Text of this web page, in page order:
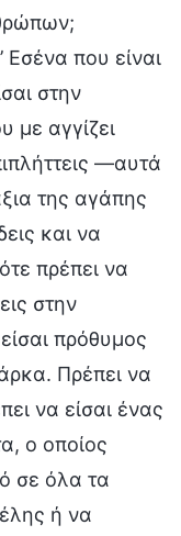
που είναι
στην
με αγγίζει
—αυτά
της αγάπης
και να
πρέπει να
στην
πρόθυμος
Πρέπει να
να είσαι ένας
ο οποίος
σε όλα τα
ή να